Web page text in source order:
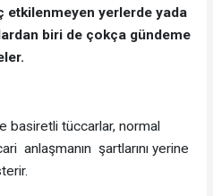
etkilenmeyen yerlerde yada
biri de çokça gündeme
basiretli tüccarlar, normal
anlaşmanın şartlarını yerine